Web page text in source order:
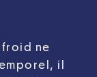
froid ne
il